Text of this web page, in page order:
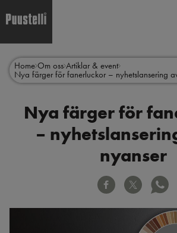
main
content
Main
menu
sv
Home Om oss Artiklar & event
Nya färger för fanerluckor – nyhetslansering
Nya färger för
–
nyanser
Facebook
Twitter